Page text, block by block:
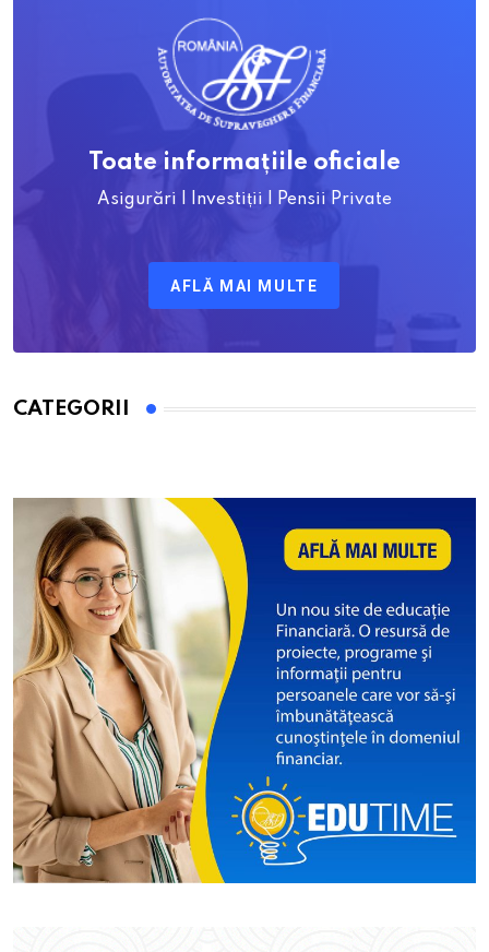
Toate informațiile oficiale
Asigurări | Investiții | Pensii Private
AFLĂ MAI MULTE
CATEGORII